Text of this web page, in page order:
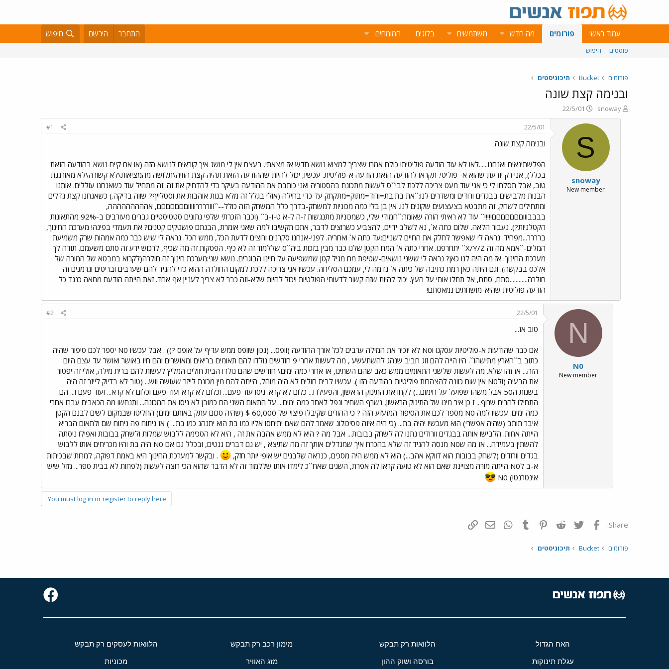
עמוד ראשי פורומים מה חדש משתמשים בלוגים המומחים התחבר הירשם חיפוש
פוסטים חיפוש
פורומים Bucket תיכוניסטים
ובנימה קצת שונה
פ
ו
snoway
פ
ו
ר
ס
ם
ב
א
ר
י
22/5/01
S
snoway
New member
22/5/01
#1
ובנימה קצת שונה
הפלשתינאים ואנחנו......לא! לא עוד הודעה פוליטית! כולם אמרו שצריך למצוא נושא חדש אז מצאתי. בעצם אין לי מושג איך קוראים לנושא הזה (או אם קיים נושא בהודעה הזאת
בכלל), אני רק יודעת שהוא א- פוליטי. תקראו להודעה הזאת הודעה א-פוליטית. עכשיו, יכול להיות שההודעה הזאת תהיה קצת הזויה\תלושה מהמציאות\לא קשורה\לא מאורגנת
טוב, אבל תסלחו לי כי אני עוד מעט צריכה ללכת לבי``ס לעשות מתכונת בהסטוריה ואני כותבת את ההודעה בעיקר כדי להדחיק את זה. זה מתחיל עוד כשאנחנו עוללים. אותנו
הבנות מלבישים בבגדים ורודים ומשדרים לנו:``את בת.בת=ורוד=מתוק=מתקתק עד כדי בחילה (אולי בגלל זה מלא בנות אוהבות את וסטלייף? שווה בדיקה.) כשאנחנו קצת גדלים
ומתחילים לשחק, זה מתבטא בצעצועים שקונים לנו. אין בן בלי כמה מכוניות למשחק-בדרך כלל המשחק הזה כולל--``וווררררוווווםםםםםםם, אההההההההה,
בבבבוווםםםםםםם!!!!!`` עוד לא ראיתי הורה שאומר:``חמודי שלי, כשמכוניות מתנגשות ז-ה ל-א ט-ו-ב`` (וכבר הזכרתי שלפי נתונים סטטיסטיים גברים מעורבים ב-92% מהתאונות
הקטלניות?). נעבור הלאה. שלום כתה א`, נא לשלב ידיים, להצביע כשרוצים לדבר, אתם תקשיבו למה שאני אומרת, הבנתם פושטקים קטנים? את תעמדי בפינה! מערכת החינוך,
ברררר...מפחיד. נראה לי שאפשר לחלק את החיים לשניים:עד כתה א` ואחריה. לפני-אנחנו סקרנים ורוצים לדעת הכל, ממש הכל. נראה לי שיש כבר כמה אמהות שרק משמיעת
המלים-``אמא מה זה X/Y/Z`` יתחרפנו. אחרי כתה א` המח הקטן שלנו כבר מבין בזכות ביה``ס שללמוד זה לא כיף. הפסקות זה מה שכיף, לרכוש ידע זה סתם משעמם. תודה לך
מערכת החינוך. אז מה היה לנו כאן? נראה לי ששני נושאים-שטיפת מח מגיל קטן שמשפיעה על חיינו הבוגרים. נושא שני:מערכת חינוך זה חולרה(לקרוא במבטא של המורה של
אלכס בבקשה). וגם היתה כאן רמת כתיבה של כיתה א` נדמה לי, עמכם הסליחה. עכשיו אני צריכה ללכת למקום החולרה ההוא כדי להגיד להם שערבים ובריטים וגרמנים זה
חולרה............סתם, סתם, אל תתלו אותי על העץ. יכול להיות שזה קשור לדעותי הפולטיות ויכול להיות שלא-וזה כבר לא צריך לעניין אף אחד. זאת הייתה הודעת מחאה כנגד כל
הודעה פוליטית שהיא-מושחתים נמאסתם!
N
N0
New member
22/5/01
#2
טוב אז...
אם כבר שהודעות א-פוליטיות עסקנו וN0 לא יזכיר את המילה ערבים לכל אורך ההודעה (וופס... (נכון שוופס ממש עדיף על אופס ?)) . אבל עכשיו N0 יספר לכם סיפור שהיה
כתוב ב``הארץ מתישהו``. היו הייה להם זוג חביב שנהג להשתעשע , מה לעשות אחרי 9 חודשים נולדו להם תאומים בריאים ומאושרים והם חיו באושר ואושר עד עצם היום
הזה... אז זהו שלא. מה לעשות שלשני התאומים ממש כאב שהם השתינו, אז אחרי כמה ימים\ חודשים שהם נולדו הבית חולים המליץ לעשות להם ברית מילה, אולי זה יפטור
את הבעיה (ולN0 אין שום כוונה להצהרות פוליטיות בהודעה הזו ). עכשיו לבית חולים לא היה מוהל, הייתה להם מין מכונת לייזר שעושה ווש... (טוב לא בדיוק לייזר זה היה
בשנות ה50 אבל משהו שפועל על חימום...) לקחו את התינוק הראשון, והפעילו ו... כלום לא קרא. ניסו עוד פעם... וכלום לא קרא ועוד פעם וכלום לא קרא... ועוד פעם ו... הם
התחילו להריח שרוף... ז כן איר מינו של התינוק הראשון, נשרף השחיר ונפל לאחר כמה ימים... על התאום השני הם כמובן לא ניסו את המכונה... ותנחשו מה הכאבים עברו אחרי
כמה ימים. עכשיו למה N0 מספר לכם את הסיפור המזעזע הזה ? כי ההורים שקיבלו פיצוי של 60,000 $ (שהיה סכום עתק באותם ימים) החליטו שבמקום לשים לבנם הקטן
איבר תותב (שהיה אפשרי) הוא מעכשיו יהיה בת... (כי היה איזה פסיכולוג שאמר להם שאם יתיחסו אליו כמו בת הוא יתנהג כמו בת... ) אז ניתוח פה ניתוח שם ולתאום הבריא
הייתה אחות. הלבישו אותה בבגדים וורודים נתנו לה לשחק בבובות... אבל מה ? היא לא ממש אהבה את זה , היא לא הסכימה ללבוש שמלות ולשחק בבובות ואפילו ניסתה
להשתין בעמידה... אז מה שN0 מנסה להגיד זה שלא בהכרח איך שמגדלים אותך זה מה שתיצא , יש גם דברים גנטים, ובכלל גם אם N0 היה בת והיו מכריחים אותו ללבוש
בגדים וורודים (לשחק בבובות הוא דווקא אהב...) הוא לא ממש היה מסכים, כנראה שלבנים יש אופי יותר חזק,
. ובקשר למערכת החינוך היא באמת דפוקה, למרות שבכיתות
א-ב לN0 הייתה מורה מצויינת שאם הוא לא טועה קראו לה אפרת, השנים שאח``כ לימדו אותו שללמוד זה לא הדבר שהוא הכי רוצה לעשות (לפחות לא בבית ספר... מזל שיש
אינטרנט!) N0
You must log in or register to reply here.
Share: פייסבוק Twitter
Reddit
Pinterest
Tumblr
WhatsAppדואר אלקטרוני
פורומים Bucket תיכוניסטים
האח הגדול הלוואות רק תבקש מימון רכב רק תבקש הלוואות לעסקים רק תבקש
עגלת תינוקות בורסה ושוק ההון מזג האוויר מכוניות